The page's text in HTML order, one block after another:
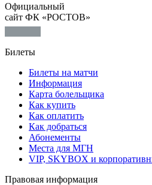
Официальный
сайт ФК «РОСТОВ»
Билеты
Билеты на матчи
Информация
Карта болельщика
Как купить
Как оплатить
Как добраться
Абонементы
Места для МГН
VIP, SKYBOX и
Правовая информация